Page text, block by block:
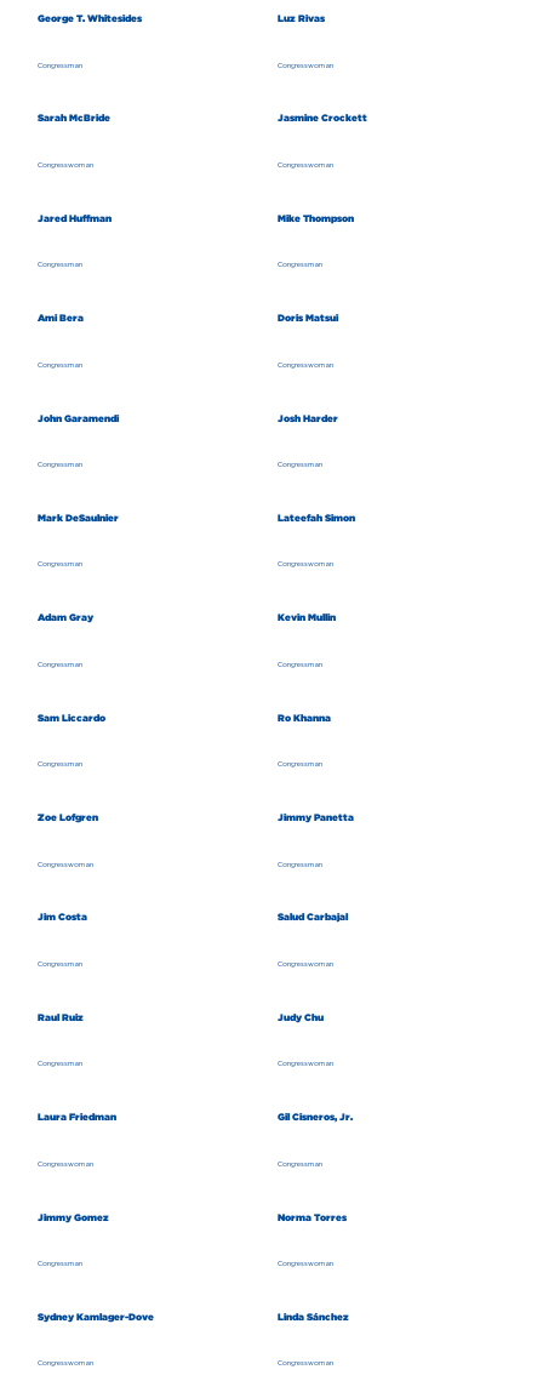
George T. Whitesides
Congressman
Luz Rivas
Congresswoman
Sarah McBride
Congresswoman
Jasmine Crockett
Congresswoman
Jared Huffman
Congressman
Mike Thompson
Congressman
Ami Bera
Congressman
Doris Matsui
Congresswoman
John Garamendi
Congressman
Josh Harder
Congressman
Mark DeSaulnier
Congressman
Lateefah Simon
Congresswoman
Adam Gray
Congressman
Kevin Mullin
Congressman
Sam Liccardo
Congressman
Ro Khanna
Congressman
Zoe Lofgren
Congresswoman
Jimmy Panetta
Congressman
Jim Costa
Congressman
Salud Carbajal
Congresswoman
Raul Ruiz
Congressman
Judy Chu
Congresswoman
Laura Friedman
Congresswoman
Gil Cisneros, Jr.
Congressman
Jimmy Gomez
Congressman
Norma Torres
Congresswoman
Sydney Kamlager-Dove
Congresswoman
Linda Sánchez
Congresswoman